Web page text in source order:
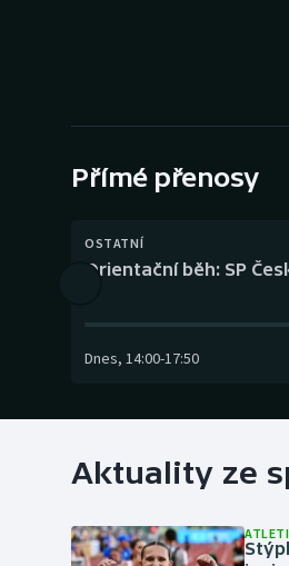
Přímé přenosy
OSTATNÍ
Orientační běh: SP
Dnes, 14:00-17:50
Aktuality ze